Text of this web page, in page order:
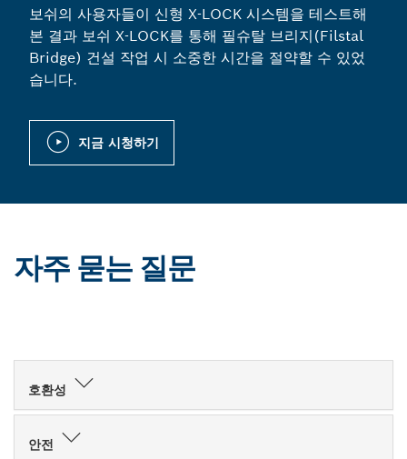
보쉬의 사용자들이 신형 X-LOCK 시스템을 테스트해
본 결과 보쉬 X-LOCK를 통해 필슈탈 브리지(Filstal
Bridge) 건설 작업 시 소중한 시간을 절약할 수 있었
습니다.
지금 시청하기
자주 묻는 질문
호환성
안전